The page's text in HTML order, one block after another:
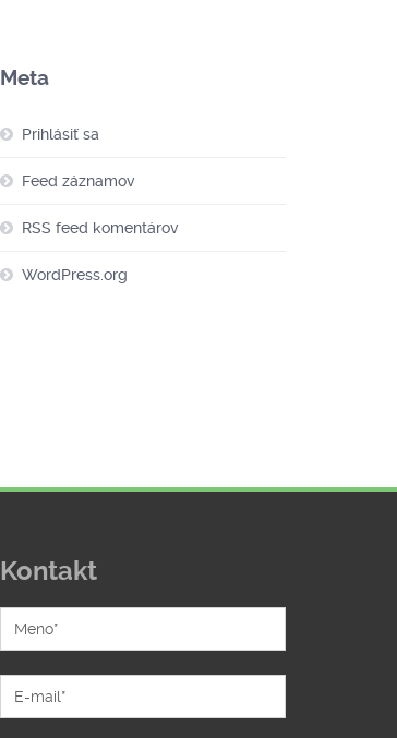
Meta
Prihlásiť sa
Feed záznamov
RSS feed komentárov
WordPress.org
Kontakt